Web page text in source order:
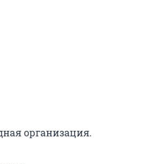
организация.